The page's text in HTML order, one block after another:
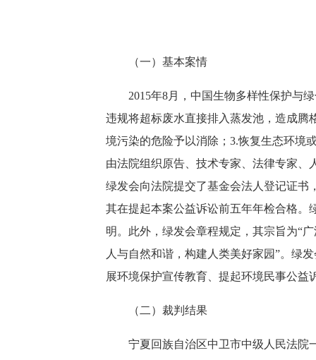
（一）基本案情
2015年8月，中国生物多样性保护与绿
违规将超标废水直接排入蒸发池，造成腾
境污染的危险予以消除；3.恢复生态环境
由法院组织原告、技术专家、法律专家、
绿发会向法院提交了基金会法人登记证书
其在提起本案公益诉讼前五年年检合格。
明。此外，绿发会章程规定，其宗旨为“
人与自然和谐，构建人类美好家园”。绿
展环境保护宣传教育、提起环境民事公益
（二）裁判结果
宁夏回族自治区中卫市中级人民法院一